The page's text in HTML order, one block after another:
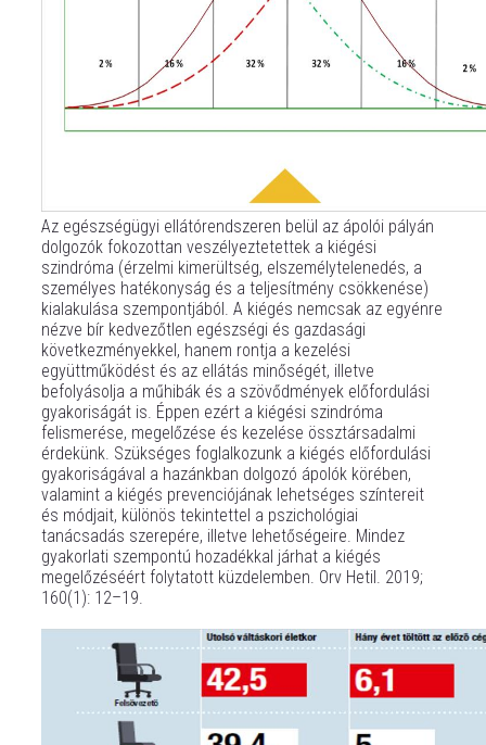
Az egészségügyi ellátórendszeren belül az ápolói pályán
dolgozók fokozottan veszélyeztetettek a kiégési
szindróma (érzelmi kimerültség, elszemélytelenedés, a
személyes hatékonyság és a teljesítmény csökkenése)
kialakulása szempontjából. A kiégés nemcsak az egyénre
nézve bír kedvezőtlen egészségi és gazdasági
következményekkel, hanem rontja a kezelési
együttműködést és az ellátás minőségét, illetve
befolyásolja a műhibák és a szövődmények előfordulási
gyakoriságát is. Éppen ezért a kiégési szindróma
felismerése, megelőzése és kezelése össztársadalmi
érdekünk. Szükséges foglalkozunk a kiégés előfordulási
gyakoriságával a hazánkban dolgozó ápolók körében,
valamint a kiégés prevenciójának lehetséges színtereit
és módjait, különös tekintettel a pszichológiai
tanácsadás szerepére, illetve lehetőségeire. Mindez
gyakorlati szempontú hozadékkal járhat a kiégés
megelőzéséért folytatott küzdelemben. Orv Hetil. 2019;
160(1): 12–19.